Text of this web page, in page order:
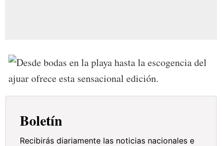
Boletín
Recibirás diariamente las noticias nacionales e